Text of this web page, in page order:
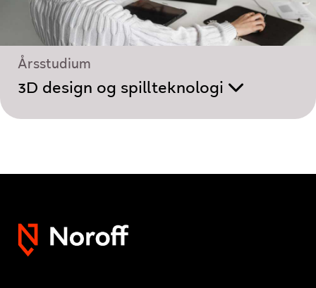
Årsstudium
3D design og spillteknologi